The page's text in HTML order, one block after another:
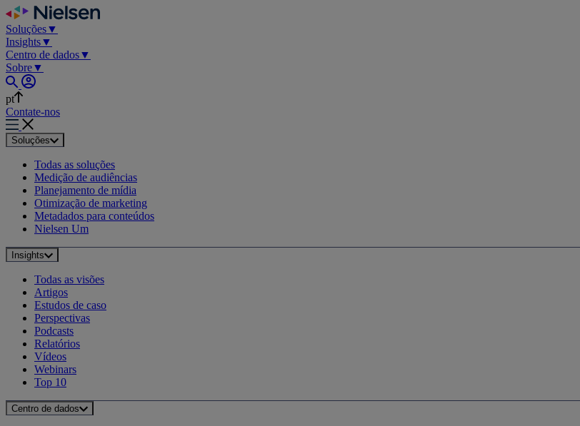
Skip
to
content
Soluções▼
Insights▼
Centro de dados▼
Sobre▼
pt
Contate-nos
Soluções
Todas as soluções
Medição de audiências
Planejamento de mídia
Otimização de marketing
Metadados para conteúdos
Nielsen Um
Insights
Todas as visões
Artigos
Estudos de caso
Perspectivas
Podcasts
Relatórios
Vídeos
Webinars
Top 10
Centro de dados